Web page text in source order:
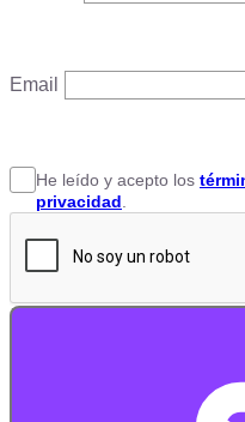
Email
He leído y acepto los
privacidad